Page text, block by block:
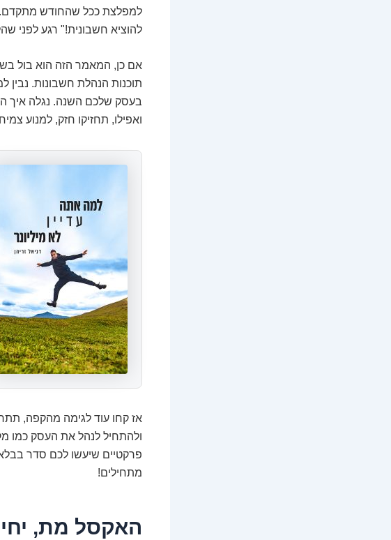
למפלצת ככל שהחודש מתקדם.
להוציא חשבונית!" רגע לפני
אם כן, המאמר הזה הוא בול
תוכנות הנהלת חשבונות.
בעסק שלכם השנה. נגלה איך
ואפילו, תחזיקו חזק, למנוע
אז קחו עוד לגימה מהקפה,
ולהתחיל לנהל את העסק כמו
פרקטיים שיעשו לכם סדר
מתחילים!
האקסל מת,